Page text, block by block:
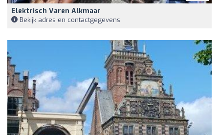
Elektrisch Varen Alkmaar
Bekijk adres en contactgegevens